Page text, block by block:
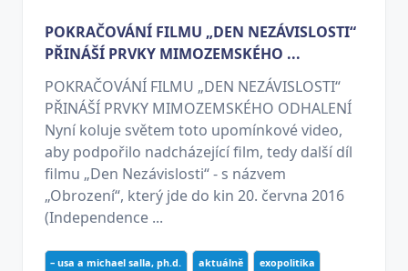
POKRAČOVÁNÍ FILMU „DEN NEZÁVISLOSTI“
PŘINÁŠÍ PRVKY MIMOZEMSKÉHO ...
POKRAČOVÁNÍ FILMU „DEN NEZÁVISLOSTI“
PŘINÁŠÍ PRVKY MIMOZEMSKÉHO ODHALENÍ
Nyní koluje světem toto upomínkové video,
aby podpořilo nadcházející film, tedy další díl
filmu „Den Nezávislosti“ - s názvem
„Obrození“, který jde do kin 20. června 2016
(Independence ...
– usa a michael salla, ph.d. aktuálně exopolitika